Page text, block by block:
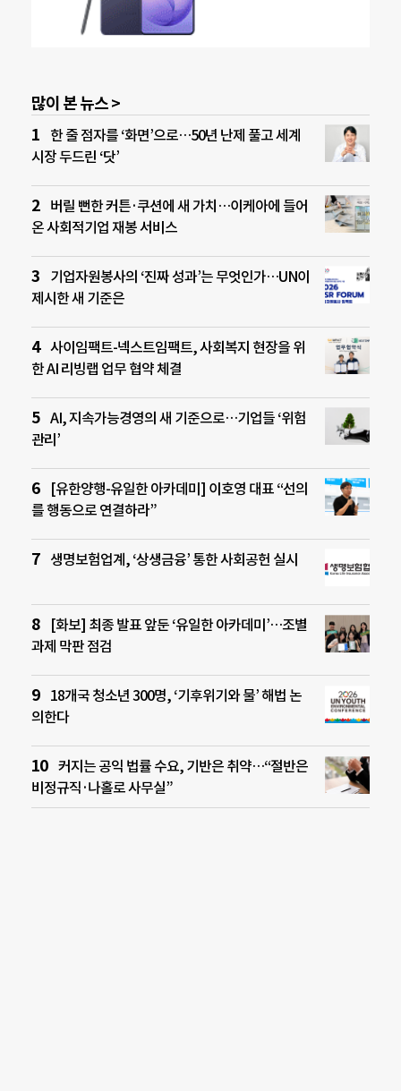
많이 본 뉴스 >
한 줄 점자를 ‘화면’으로…50년 난제 풀고 세계
시장 두드린 ‘닷’
버릴 뻔한 커튼·쿠션에 새 가치…이케아에 들어
온 사회적기업 재봉 서비스
기업자원봉사의 ‘진짜 성과’는 무엇인가…UN이
제시한 새 기준은
사이임팩트-넥스트임팩트, 사회복지 현장을 위
한 AI 리빙랩 업무 협약 체결
AI, 지속가능경영의 새 기준으로…기업들 ‘위험
관리’
[유한양행-유일한 아카데미] 이호영 대표 “선의
를 행동으로 연결하라”
생명보험업계, ‘상생금융’ 통한 사회공헌 실시
[화보] 최종 발표 앞둔 ‘유일한 아카데미’…조별
과제 막판 점검
18개국 청소년 300명, ‘기후위기와 물’ 해법 논
의한다
커지는 공익 법률 수요, 기반은 취약…“절반은
비정규직·나홀로 사무실”